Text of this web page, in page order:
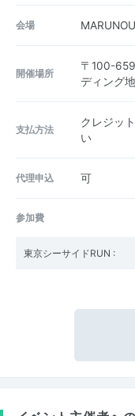
会場
開催場所
〒100-
ディング
支払方法
クレジッ
い
代理申込 可
参加費
東京シーサイドRUN :